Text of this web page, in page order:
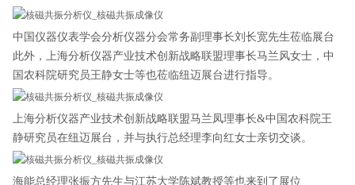
中国仪器仪表学会分析仪器分会常务副理事长刘长宽先生莅临展台
此外，上海分析仪器产业技术创新战略联盟理事长马兰风女士，中
国农科院研究员王静女士等也莅临纽迈展台进行指导。
上海分析仪器产业技术创新战略联盟马兰凤理事长&中国农科院王
静研究员在纽迈展台，并与执行总经理李向红女士亲切交谈。
海能总经理张振方先生与江苏大学陈斌教授等也来到了展位